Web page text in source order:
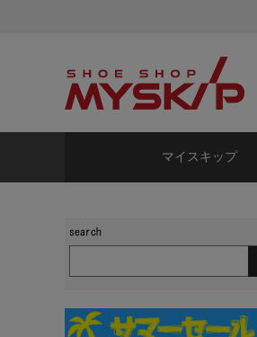
マイスキップ